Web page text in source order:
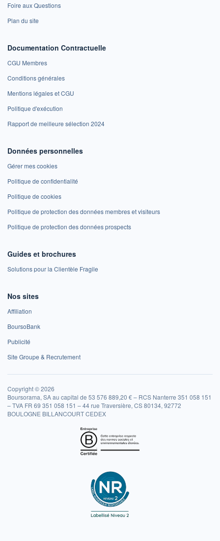
Foire aux Questions
Plan du site
Documentation Contractuelle
CGU Membres
Conditions générales
Mentions légales et CGU
Politique d'exécution
Rapport de meilleure sélection 2024
Données personnelles
Gérer mes cookies
Politique de confidentialité
Politique de cookies
Politique de protection des données membres et visiteurs
Politique de protection des données prospects
Guides et brochures
Solutions pour la Clientèle Fragile
Nos sites
Affiliation
BoursoBank
Publicité
Site Groupe & Recrutement
Copyright © 2026
Boursorama, SA au capital de 53 576 889,20 € – RCS Nanterre 351 058 151
– TVA FR 69 351 058 151 – 44 rue Traversière, CS 80134, 92772
BOULOGNE BILLANCOURT CEDEX